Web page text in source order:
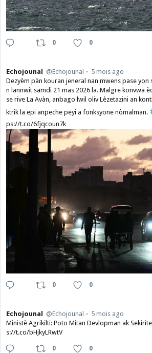
0 0
Echojounal @Echojounal
5 mois ago
Dezyèm pàn kouran jeneral nan mwens pase yon
n lannwit samdi 21 mas 2026 la. Malgre konvwa
se rive La Avàn, anbago lwil oliv Lèzetazini an
ktrik la epi anpeche peyi a fonksyone nòmalman.
ps://t.co/6fjqcoun7k
0 0
Echojounal @Echojounal
5 mois ago
Ministè Agrikilti: Poto Mitan Devlopman ak
s://t.co/bHjkyLRwtV
0 0